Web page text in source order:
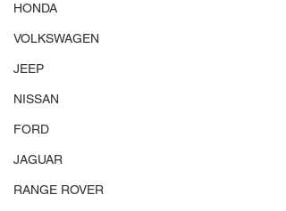
HONDA
VOLKSWAGEN
JEEP
NISSAN
FORD
JAGUAR
RANGE ROVER